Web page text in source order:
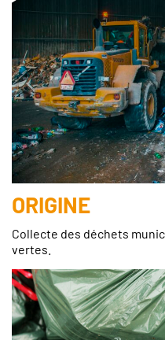
ORIGINE
Collecte des déchets
vertes.